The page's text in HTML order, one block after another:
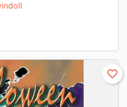
favorite_border